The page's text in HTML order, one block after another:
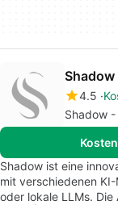
4.5
Shadow
Shadow ist eine
mit verschiedenen
oder lokale LLMs.